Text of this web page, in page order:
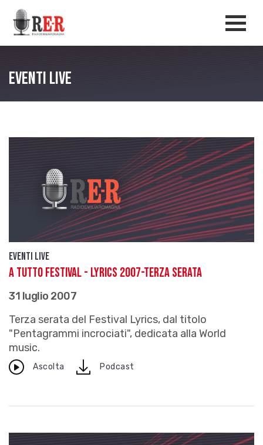
Salta al contenuto principale
Eventi live
Eventi live
A TUTTO FESTIVAL - LYRICS 2007-Terza serata
31 luglio 2007
Terza serata del Festival Lyrics, dal titolo
"Pentagrammi incrociati", dedicata alla World
music.
Ascolta downloadPodcast